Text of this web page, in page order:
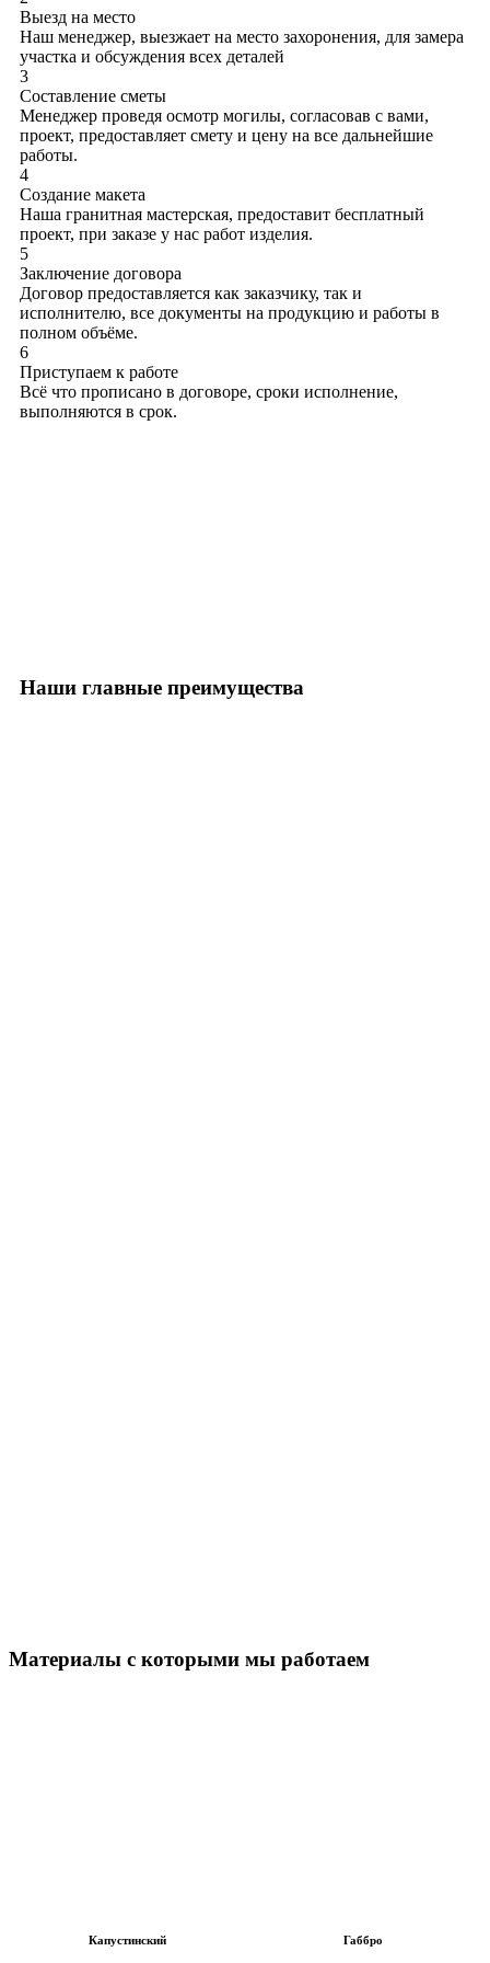
Выезд на место
Наш менеджер, выезжает на место захоронения, для замера
участка и обсуждения всех деталей
3
Составление сметы
Менеджер проведя осмотр могилы, согласовав с вами,
проект, предоставляет смету и цену на все дальнейшие
работы.
4
Создание макета
Наша гранитная мастерская, предоставит бесплатный
проект, при заказе у нас работ изделия.
5
Заключение договора
Договор предоставляется как заказчику, так и
исполнителю, все документы на продукцию и работы в
полном объёме.
6
Приступаем к работе
Всё что прописано в договоре, сроки исполнение,
выполняются в срок.
Наши главные преимущества
Материалы с которыми мы работаем
Капустинский Габбро